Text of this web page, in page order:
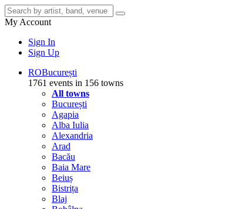
My Account
Sign In
Sign Up
ROBucurești
1761 events in 156 towns
All towns
București
Agapia
Alba Iulia
Alexandria
Arad
Bacău
Baia Mare
Beiuș
Bistrița
Blaj